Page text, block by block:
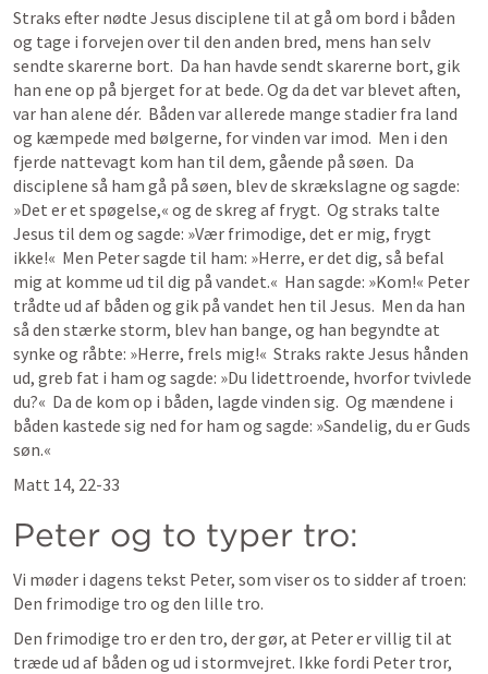
Straks efter nødte Jesus disciplene til at gå om bord i båden
og tage i forvejen over til den anden bred, mens han selv
sendte skarerne bort.  Da han havde sendt skarerne bort, gik
han ene op på bjerget for at bede. Og da det var blevet aften,
var han alene dér.  Båden var allerede mange stadier fra land
og kæmpede med bølgerne, for vinden var imod.  Men i den
fjerde nattevagt kom han til dem, gående på søen.  Da
disciplene så ham gå på søen, blev de skrækslagne og sagde:
»Det er et spøgelse,« og de skreg af frygt.  Og straks talte
Jesus til dem og sagde: »Vær frimodige, det er mig, frygt
ikke!«  Men Peter sagde til ham: »Herre, er det dig, så befal
mig at komme ud til dig på vandet.«  Han sagde: »Kom!« Peter
trådte ud af båden og gik på vandet hen til Jesus.  Men da han
så den stærke storm, blev han bange, og han begyndte at
synke og råbte: »Herre, frels mig!«  Straks rakte Jesus hånden
ud, greb fat i ham og sagde: »Du lidettroende, hvorfor tvivlede
du?«  Da de kom op i båden, lagde vinden sig.  Og mændene i
båden kastede sig ned for ham og sagde: »Sandelig, du er Guds
søn.«
Matt 14, 22-33
Peter og to typer tro:
Vi møder i dagens tekst Peter, som viser os to sidder af troen:
Den frimodige tro og den lille tro.
Den frimodige tro er den tro, der gør, at Peter er villig til at
træde ud af båden og ud i stormvejret. Ikke fordi Peter tror,